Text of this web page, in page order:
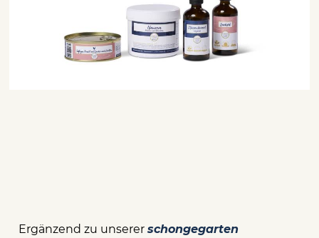
Ergänzend zu unsererschongegarten